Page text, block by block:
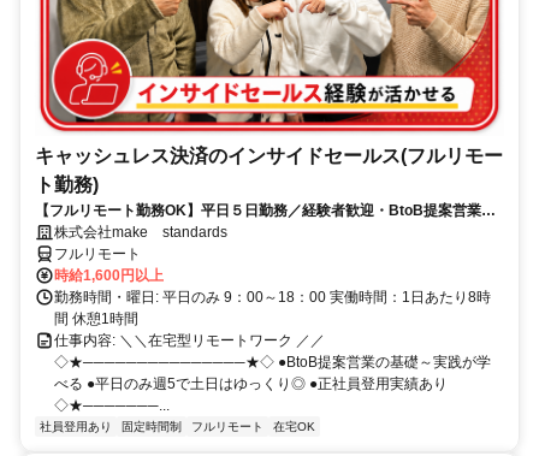
キャッシュレス決済のインサイドセールス(フルリモー
ト勤務)
【フルリモート勤務OK】平日５日勤務／経験者歓迎・BtoB提案営業で
スキルアップ
株式会社make standards
フルリモート
時給1,600円以上
勤務時間・曜日: 平日のみ 9：00～18：00 実働時間：1日あたり8時
間 休憩1時間
仕事内容: ＼＼在宅型リモートワーク ／／
◇★───────────────★◇ ●BtoB提案営業の基礎～実践が学
べる ●平日のみ週5で土日はゆっくり◎ ●正社員登用実績あり
◇★───────...
社員登用あり 固定時間制 フルリモート 在宅OK